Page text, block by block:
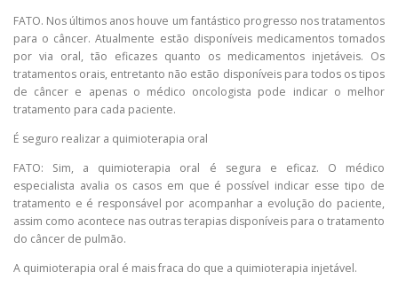
FATO. Nos últimos anos houve um fantástico progresso nos tratamentos
para o câncer. Atualmente estão disponíveis medicamentos tomados
por via oral, tão eficazes quanto os medicamentos injetáveis. Os
tratamentos orais, entretanto não estão disponíveis para todos os tipos
de câncer e apenas o médico oncologista pode indicar o melhor
tratamento para cada paciente.
É seguro realizar a quimioterapia oral
FATO: Sim, a quimioterapia oral é segura e eficaz. O médico
especialista avalia os casos em que é possível indicar esse tipo de
tratamento e é responsável por acompanhar a evolução do paciente,
assim como acontece nas outras terapias disponíveis para o tratamento
do câncer de pulmão.
A quimioterapia oral é mais fraca do que a quimioterapia injetável.